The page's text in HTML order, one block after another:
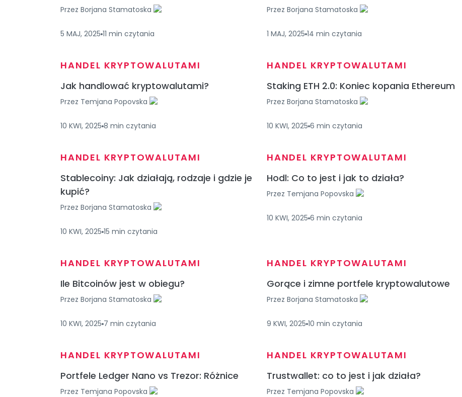
Przez Borjana Stamatoska
5 MAJ, 2025 11 min czytania
Przez Borjana Stamatoska
1 MAJ, 2025 14 min czytania
HANDEL KRYPTOWALUTAMI
Jak handlować kryptowalutami?
Przez Temjana Popovska
10 KWI, 2025 8 min czytania
HANDEL KRYPTOWALUTAMI
Staking ETH 2.0: Koniec kopania Ethereum
Przez Borjana Stamatoska
10 KWI, 2025 6 min czytania
HANDEL KRYPTOWALUTAMI
Stablecoiny: Jak działają, rodzaje i gdzie je
kupić?
Przez Borjana Stamatoska
10 KWI, 2025 15 min czytania
HANDEL KRYPTOWALUTAMI
Hodl: Co to jest i jak to działa?
Przez Temjana Popovska
10 KWI, 2025 6 min czytania
HANDEL KRYPTOWALUTAMI
Ile Bitcoinów jest w obiegu?
Przez Borjana Stamatoska
10 KWI, 2025 7 min czytania
HANDEL KRYPTOWALUTAMI
Gorące i zimne portfele kryptowalutowe
Przez Borjana Stamatoska
9 KWI, 2025 10 min czytania
HANDEL KRYPTOWALUTAMI
Portfele Ledger Nano vs Trezor: Różnice
Przez Temjana Popovska
HANDEL KRYPTOWALUTAMI
Trustwallet: co to jest i jak działa?
Przez Temjana Popovska